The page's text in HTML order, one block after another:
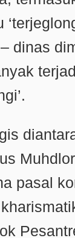
dinas
pasal